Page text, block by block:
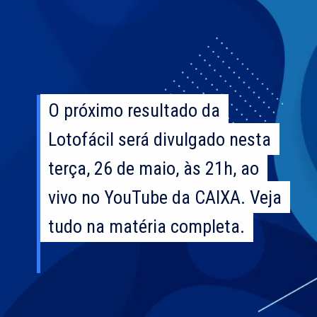
O próximo resultado da
Lotofácil será divulgado nesta
terça, 26 de maio, às 21h, ao
vivo no YouTube da CAIXA. Veja
tudo na matéria completa.
O próximo resultado da
Lotofácil será divulgado nesta
terça, 26 de maio, às 21h, ao
vivo no YouTube da CAIXA. Veja
tudo na matéria completa.